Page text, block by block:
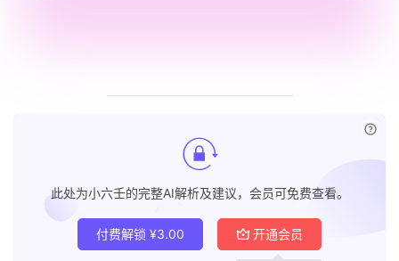
此处为小六壬的完整AI解析及建议，会员可免费查看。
付费解锁 ¥3.00 开通会员